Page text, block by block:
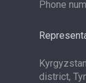
Phone
district,